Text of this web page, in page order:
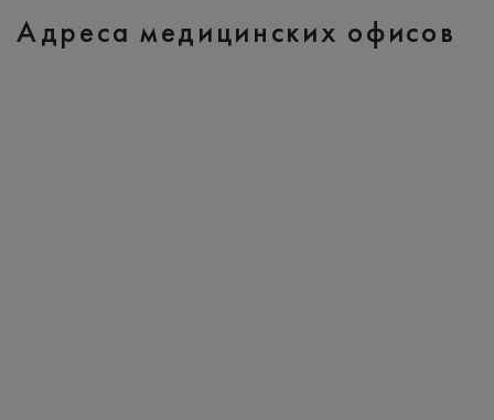
Адреса медицинских офисов